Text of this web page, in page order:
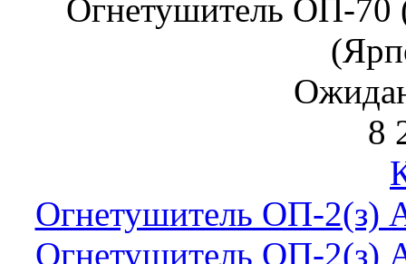
Огнетушитель ОП-
8
Огнетушитель ОП-
Огнетушитель ОП-